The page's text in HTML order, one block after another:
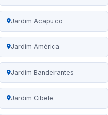
Jardim Acapulco
Jardim América
Jardim Bandeirantes
Jardim Cibele